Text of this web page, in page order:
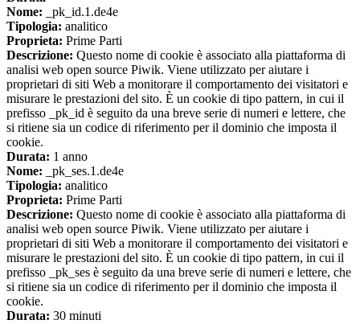
Nome: _pk_id.1.de4e
Tipologia: analitico
Proprieta: Prime Parti
Descrizione: Questo nome di cookie è associato alla piattaforma di
analisi web open source Piwik. Viene utilizzato per aiutare i
proprietari di siti Web a monitorare il comportamento dei visitatori e
misurare le prestazioni del sito. È un cookie di tipo pattern, in cui il
prefisso _pk_id è seguito da una breve serie di numeri e lettere, che
si ritiene sia un codice di riferimento per il dominio che imposta il
cookie.
Durata: 1 anno
Nome: _pk_ses.1.de4e
Tipologia: analitico
Proprieta: Prime Parti
Descrizione: Questo nome di cookie è associato alla piattaforma di
analisi web open source Piwik. Viene utilizzato per aiutare i
proprietari di siti Web a monitorare il comportamento dei visitatori e
misurare le prestazioni del sito. È un cookie di tipo pattern, in cui il
prefisso _pk_ses è seguito da una breve serie di numeri e lettere, che
si ritiene sia un codice di riferimento per il dominio che imposta il
cookie.
Durata: 30 minuti